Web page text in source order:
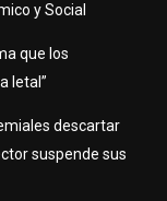
y Social
que los
letal”
descartar
suspende sus